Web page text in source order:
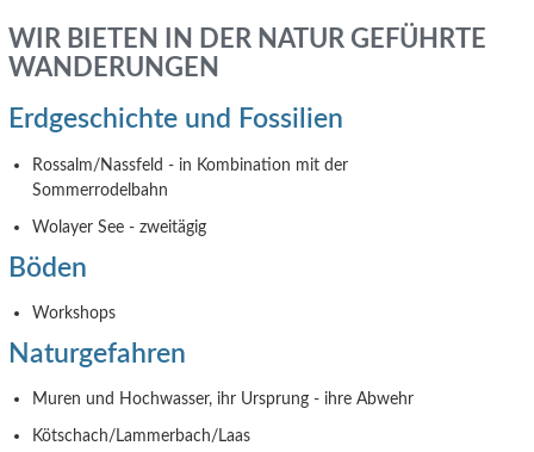
WIR BIETEN IN DER NATUR GEFÜHRTE
WANDERUNGEN
Erdgeschichte und Fossilien
Rossalm/Nassfeld - in Kombination mit der
Sommerrodelbahn
Wolayer See - zweitägig
Böden
Workshops
Naturgefahren
Muren und Hochwasser, ihr Ursprung - ihre Abwehr
Kötschach/Lammerbach/Laas